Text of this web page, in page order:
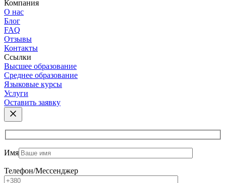
Компания
О нас
Блог
FAQ
Отзывы
Контакты
Ссылки
Высшее образование
Среднее образование
Языковые курсы
Услуги
Оставить заявку
Имя
Телефон/Мессенджер